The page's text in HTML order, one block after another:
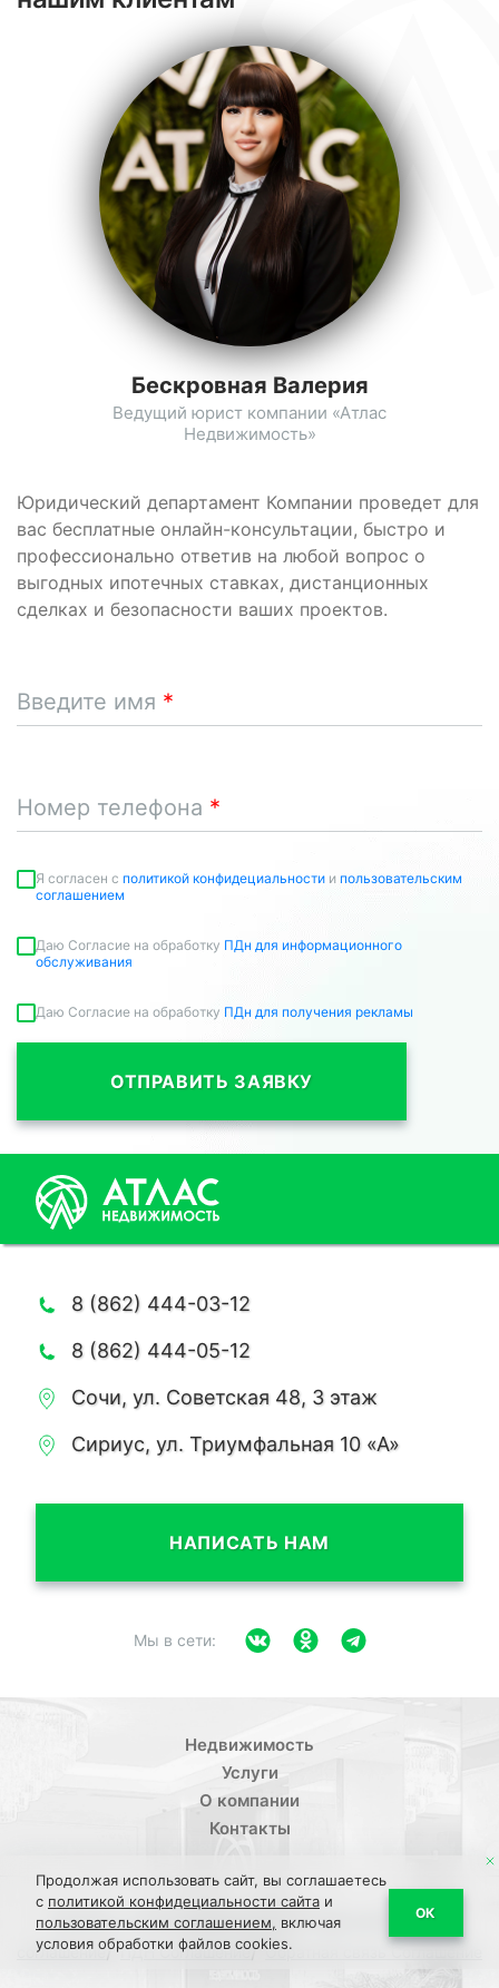
Юридический департамент Компании проведет для
вас бесплатные онлайн-консультации, быстро и
профессионально ответив на любой вопрос о
выгодных ипотечных ставках, дистанционных
сделках и безопасности ваших проектов.
Введите имя
Номер телефона
Я согласен c политикой конфидециальности и пользовательским
соглашением
Даю Согласие на обработку ПДн для информационного
обслуживания
Даю Согласие на обработку ПДн для получения рекламы
ОТПРАВИТЬ ЗАЯВКУ
Бескровная Валерия
Ведущий юрист компании «Атлас
Недвижимость»
8 (862) 444-03-12
8 (862) 444-05-12
Сочи, ул. Советская 48, 3 этаж
Сириус, ул. Триумфальная 10 «А»
НАПИСАТЬ НАМ
Мы в сети:
Недвижимость
Услуги
О компании
Контакты
Политика конфиденциальности/Пользовательское
соглашение/ПДН Соглашение/Обратная связь Соглашение
Продолжая использовать сайт, вы соглашаетесь
с политикой конфидециальности сайта и
пользовательским соглашением, включая
условия обработки файлов cookies.
ОК